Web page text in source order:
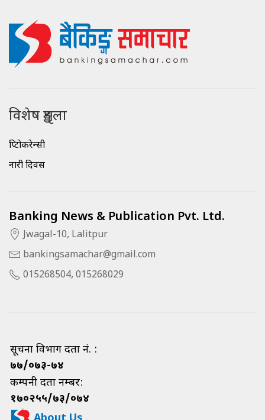
विशेष शृङ्खला
क्रिप्टोकरेन्सी
नारी दिवस
Banking News & Publication Pvt. Ltd.
Jwagal-10, Lalitpur
bankingsamachar@gmail.com
015268504, 015268029
सूचना विभाग दर्ता नं. :
७७/०७३-७४
कम्पनी दर्ता नम्बर:
१७०२५५/७३/०७४